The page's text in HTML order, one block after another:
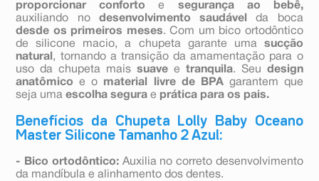
proporcionar conforto
e segurança ao bebê,
auxiliando no desenvolvimento saudável
da boca
desde os primeiros meses. Com um bico ortodôntico
de silicone macio, a chupeta garante umasucção
natural , tornando a transição da amamentação para o
uso da chupeta mais suave e tranquila. Seu design
anatômico e o material livre de BPAgarantem que
seja uma escolha segura e prática para os pais.
Benefícios da Chupeta Lolly Baby Oceano
Master Silicone Tamanho 2 Azul:
- Bico ortodôntico:Auxilia no correto desenvolvimento
da mandíbula e alinhamento dos dentes.